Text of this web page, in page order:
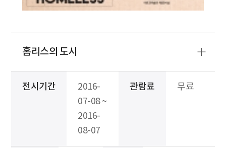
홈리스의 도시
전시기간
2016-
07-08 ~
2016-
08-07
관람료 무료